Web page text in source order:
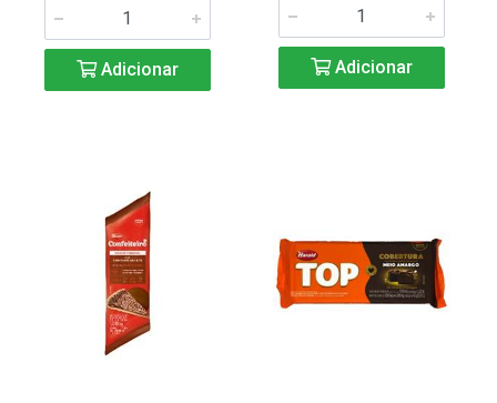
Adicionar Adicionar